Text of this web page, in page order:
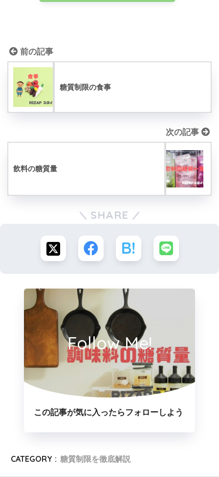
前の記事
糖質制限の食事
次の記事
飲料の糖質量
SHARE
Follow Me!
この記事が気に入ったらフォローしよう
CATEGORY : 糖質制限を徹底解説